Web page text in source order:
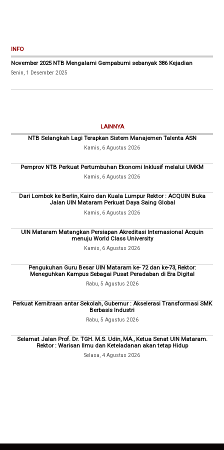
INFO
November 2025 NTB Mengalami Gempabumi sebanyak 386 Kejadian
Senin, 1 Desember 2025
LAINNYA
NTB Selangkah Lagi Terapkan Sistem Manajemen Talenta ASN
Kamis, 6 Agustus 2026
Pemprov NTB Perkuat Pertumbuhan Ekonomi Inklusif melalui UMKM
Kamis, 6 Agustus 2026
Dari Lombok ke Berlin, Kairo dan Kuala Lumpur Rektor : ACQUIN Buka
Jalan UIN Mataram Perkuat Daya Saing Global
Kamis, 6 Agustus 2026
UIN Mataram Matangkan Persiapan Akreditasi Internasional Acquin
menuju World Class University
Kamis, 6 Agustus 2026
Pengukuhan Guru Besar UIN Mataram ke- 72 dan ke-73, Rektor:
Meneguhkan Kampus Sebagai Pusat Peradaban di Era Digital
Rabu, 5 Agustus 2026
Perkuat Kemitraan antar Sekolah, Gubernur : Akselerasi Transformasi SMK
Berbasis Industri
Rabu, 5 Agustus 2026
Selamat Jalan Prof. Dr. TGH. M.S. Udin, MA., Ketua Senat UIN Mataram.
Rektor : Warisan Ilmu dan Keteladanan akan tetap Hidup
Selasa, 4 Agustus 2026